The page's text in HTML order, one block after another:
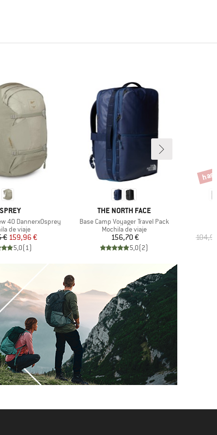
40 DannerxOsprey
group
de viaje
Precio
€Precio reducido
159,96 €
5,0(1)
MARCA
THE NORTH FACE
Artículo
Base Camp Voyager Travel Pack
Product group
Mochila de viaje
Precio
156,70 €
5,0(2)